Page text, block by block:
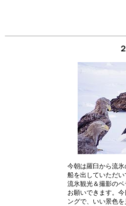
今朝は羅臼から流
船を出していただ
流氷観光＆撮影の
お願いできます。
ングで、いい景色